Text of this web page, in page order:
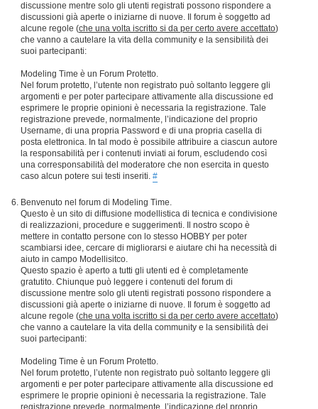
discussione mentre solo gli utenti registrati possono rispondere a
discussioni già aperte o iniziarne di nuove. Il forum è soggetto ad
alcune regole (che una volta iscritto si da per certo avere accettato)
che vanno a cautelare la vita della community e la sensibilità dei
suoi partecipanti:
Modeling Time è un Forum Protetto.
Nel forum protetto, l’utente non registrato può soltanto leggere gli
argomenti e per poter partecipare attivamente alla discussione ed
esprimere le proprie opinioni è necessaria la registrazione. Tale
registrazione prevede, normalmente, l’indicazione del proprio
Username, di una propria Password e di una propria casella di
posta elettronica. In tal modo è possibile attribuire a ciascun autore
la responsabilità per i contenuti inviati ai forum, escludendo così
una corresponsabilità del moderatore che non esercita in questo
caso alcun potere sui testi inseriti. #
Benvenuto nel forum di Modeling Time.
Questo è un sito di diffusione modellistica di tecnica e condivisione
di realizzazioni, procedure e suggerimenti. Il nostro scopo è
mettere in contatto persone con lo stesso HOBBY per poter
scambiarsi idee, cercare di migliorarsi e aiutare chi ha necessità di
aiuto in campo Modellisitco.
Questo spazio è aperto a tutti gli utenti ed è completamente
gratutito. Chiunque può leggere i contenuti del forum di
discussione mentre solo gli utenti registrati possono rispondere a
discussioni già aperte o iniziarne di nuove. Il forum è soggetto ad
alcune regole (che una volta iscritto si da per certo avere accettato)
che vanno a cautelare la vita della community e la sensibilità dei
suoi partecipanti:
Modeling Time è un Forum Protetto.
Nel forum protetto, l’utente non registrato può soltanto leggere gli
argomenti e per poter partecipare attivamente alla discussione ed
esprimere le proprie opinioni è necessaria la registrazione. Tale
registrazione prevede, normalmente, l’indicazione del proprio